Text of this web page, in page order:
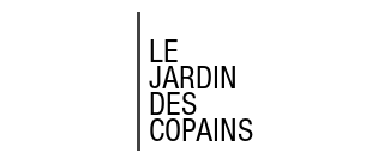
LE
JARDIN
DES
COPAINS